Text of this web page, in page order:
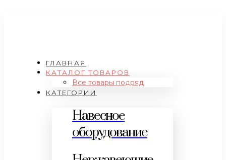
ГЛАВНАЯ
КАТАЛОГ ТОВАРОВ
Все товары подряд
КАТЕГОРИИ
Навесное
оборудование